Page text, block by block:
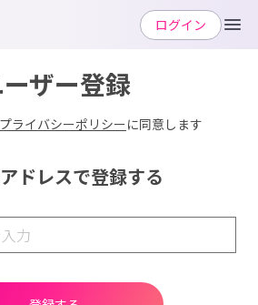
ザー登録
プライバシーポリシーに同意します
ドレスで登録する
ログイン